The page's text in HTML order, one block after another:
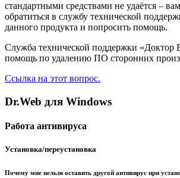
стандартными средствами не удаётся –
обратиться в службу технической
данного продукта и попросить помощь.
Служба технической поддержки «Доктор
помощь по удалению ПО сторонних
Ссылка на этот вопрос.
Dr.Web для Windows
Работа антивируса
Установка/переустановка
Почему мне нельзя оставить другой антивирус при